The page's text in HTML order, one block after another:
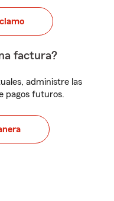
factura?
administre las
pagos futuros.